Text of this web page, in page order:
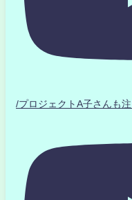
/プロジェクトA子さんも